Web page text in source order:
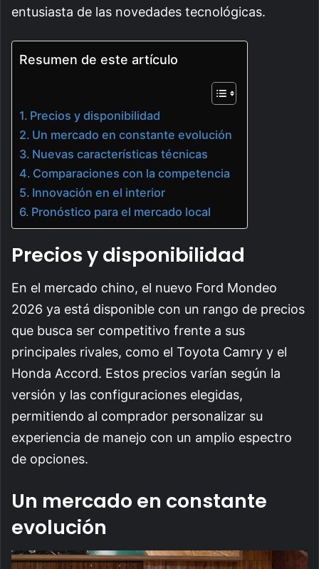
entusiasta de las novedades tecnológicas.
Resumen de este artículo
Precios y disponibilidad
Un mercado en constante evolución
Nuevas características técnicas
Comparaciones con la competencia
Innovación en el interior
Pronóstico para el mercado local
Precios y disponibilidad
En el mercado chino, el nuevo Ford Mondeo
2026 ya está disponible con un rango de precios
que busca ser competitivo frente a sus
principales rivales, como el Toyota Camry y el
Honda Accord. Estos precios varían según la
versión y las configuraciones elegidas,
permitiendo al comprador personalizar su
experiencia de manejo con un amplio espectro
de opciones.
Un mercado en constante
evolución